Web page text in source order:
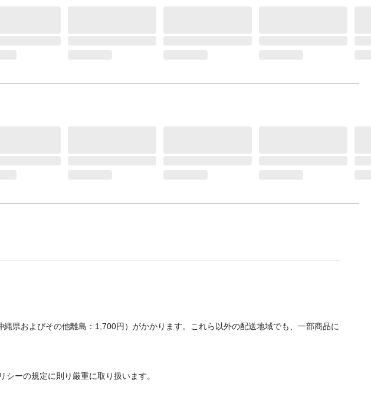
県およびその他離島：1,700円）がかかります。これら以外の配送地域でも、一部商品に
ーの規定に則り厳重に取り扱います。